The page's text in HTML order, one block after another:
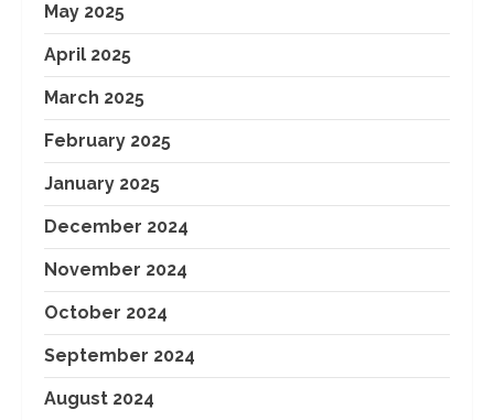
May 2025
April 2025
March 2025
February 2025
January 2025
December 2024
November 2024
October 2024
September 2024
August 2024